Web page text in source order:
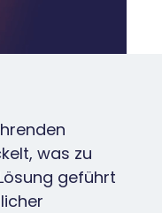
was zu
geführt